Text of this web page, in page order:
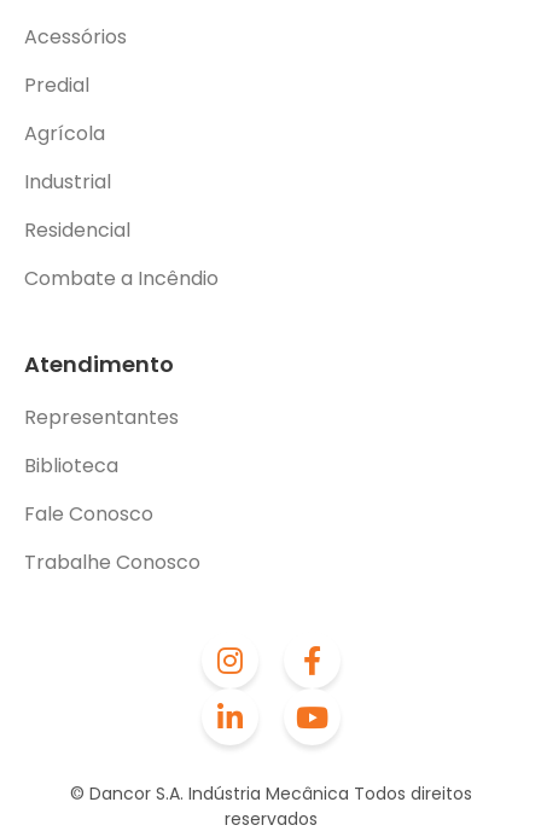
© Dancor S.A. Indústria Mecânica Todos direitos
reservados
Acessórios
Predial
Agrícola
Industrial
Residencial
Combate a Incêndio
Atendimento
Representantes
Biblioteca
Fale Conosco
Trabalhe Conosco